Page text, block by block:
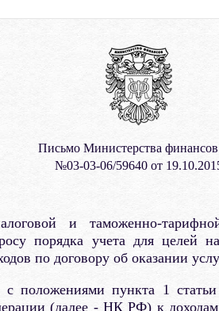
Письмо Министерства
№03-03-06/59640 от
и таможенно-
порядка учета для целей
по договору об оказании
с положениями пункта 1
(далее - НК РФ) к